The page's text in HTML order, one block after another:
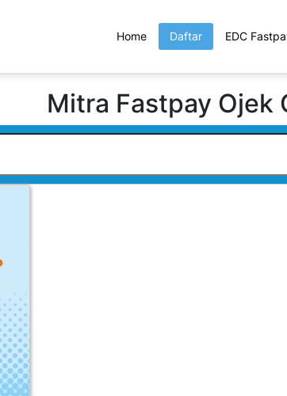
Home Daftar EDC
Mitra Fastpay Ojek